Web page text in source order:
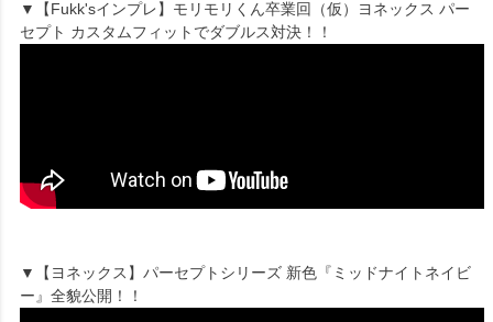
▼【Fukk'sインプレ】モリモリくん卒業回（仮）ヨネックス パー
セプト カスタムフィットでダブルス対決！！
▼【ヨネックス】パーセプトシリーズ 新色『ミッドナイトネイビ
ー』全貌公開！！